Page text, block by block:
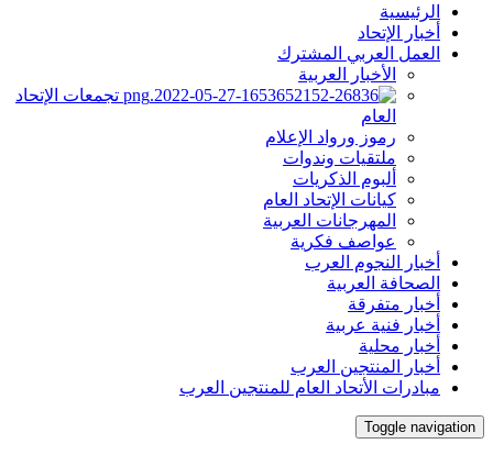
الرئيسية
أخبار الإتحاد
العمل العربي المشترك
الأخبار العربية
تجمعات الإتحاد
العام
رموز ورواد الإعلام
ملتقيات وندوات
ألبوم الذكريات
كيانات الإتحاد العام
المهرجانات العربية
عواصف فكرية
أخبار النجوم العرب
الصحافة العربية
أخبار متفرقة
أخبار فنية عربية
أخبار محلية
أخبار المنتجين العرب
مبادرات الأتحاد العام للمنتجين العرب
Toggle navigation